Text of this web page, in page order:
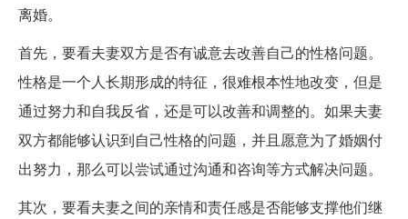
离婚。
首先，要看夫妻双方是否有诚意去改善自己的性格问题。
性格是一个人长期形成的特征，很难根本性地改变，但是
通过努力和自我反省，还是可以改善和调整的。如果夫妻
双方都能够认识到自己性格的问题，并且愿意为了婚姻付
出努力，那么可以尝试通过沟通和咨询等方式解决问题。
其次，要看夫妻之间的亲情和责任感是否能够支撑他们继